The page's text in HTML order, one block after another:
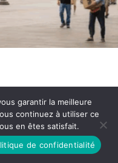
de Confidentialité
garantir la meilleure
continuez à utiliser ce
en êtes satisfait.
de confidentialité